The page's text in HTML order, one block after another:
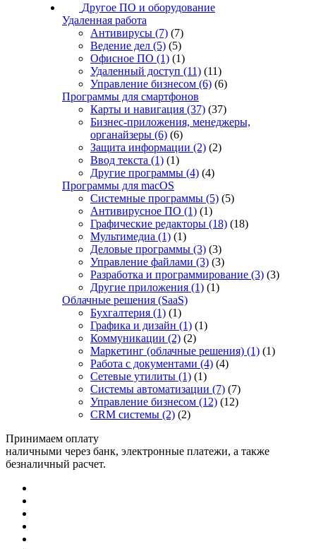
Другое ПО и оборудование
Удаленная работа
Антивирусы (7) (7)
Ведение дел (5) (5)
Офисное ПО (1) (1)
Удаленный доступ (11) (11)
Управление бизнесом (6) (6)
Программы для смартфонов
Карты и навигация (37) (37)
Бизнес-приложения, менеджеры,
органайзеры (6) (6)
Защита информации (2) (2)
Ввод текста (1) (1)
Другие программы (4) (4)
Программы для macOS
Системные программы (5) (5)
Антивирусное ПО (1) (1)
Графические редакторы (18) (18)
Мультимедиа (1) (1)
Деловые программы (3) (3)
Управление файлами (3) (3)
Разработка и программирование (3) (3)
Другие приложения (1) (1)
Облачные решения (SaaS)
Бухгалтерия (1) (1)
Графика и дизайн (1) (1)
Коммуникации (2) (2)
Маркетинг (облачные решения) (1) (1)
Работа с документами (4) (4)
Сетевые утилиты (1) (1)
Системы автоматизации (7) (7)
Управление бизнесом (12) (12)
CRM системы (2) (2)
Принимаем оплату
наличными через банк, электронные платежи, а также
безналичный расчет.